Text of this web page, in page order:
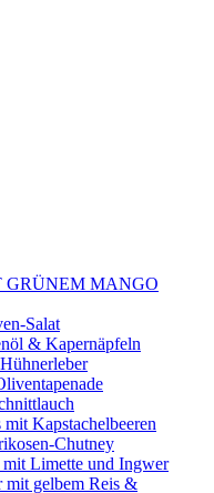
GRÜNEM MANGO
Salat
& Kapernäpfeln
Kapstachelbeeren
Chutney
Limette und Ingwer
mit gelbem Reis &